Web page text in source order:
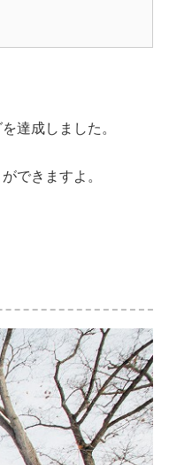
達成しました。
できますよ。